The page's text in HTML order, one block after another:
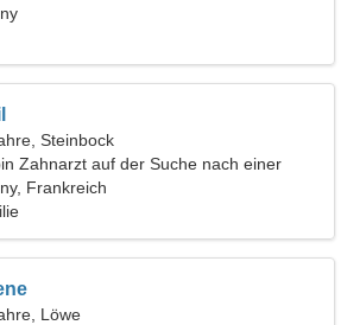
Steinbock
Zahnarzt auf der Suche nach einer
Frau
Frankreich
Löwe